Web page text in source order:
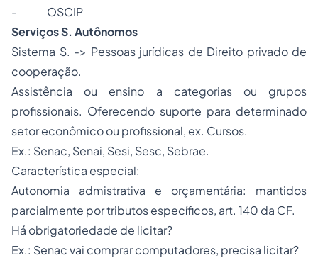
- OSCIP
Serviços S. Autônomos
Sistema S. -> Pessoas jurídicas de Direito privado de
cooperação.
Assistência ou ensino a categorias ou grupos
profissionais. Oferecendo suporte para determinado
setor econômico ou profissional, ex. Cursos.
Ex.: Senac, Senai, Sesi, Sesc, Sebrae.
Característica especial:
Autonomia admistrativa e orçamentária: mantidos
parcialmente por tributos específicos, art. 140 da CF.
Há obrigatoriedade de licitar?
Ex.: Senac vai comprar computadores, precisa licitar?